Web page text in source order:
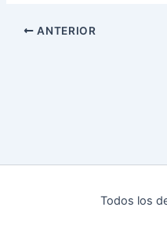
ANTERIOR
Todos los